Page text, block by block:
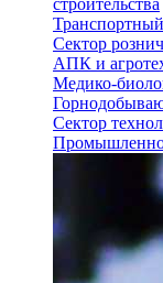
строительства
Сектор
АПК и
Медико-
Сектор